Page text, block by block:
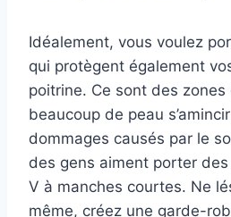
Idéalement, vous voulez
qui protègent également
poitrine. Ce sont des zones
beaucoup de peau
dommages causés par le
des gens aiment porter
V à manches courtes. Ne
même, créez une garde-